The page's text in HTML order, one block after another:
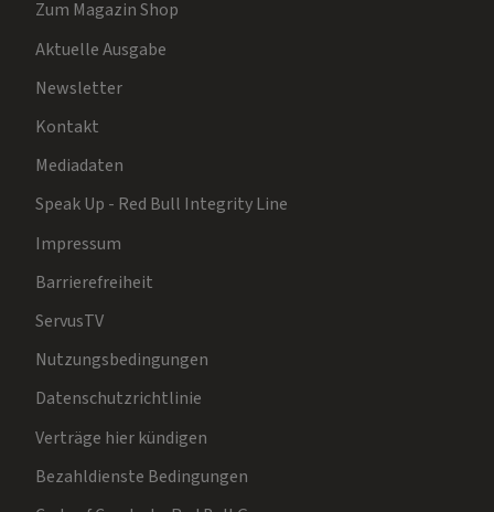
Zum Magazin Shop
Aktuelle Ausgabe
Newsletter
Kontakt
Mediadaten
Speak Up - Red Bull Integrity Line
Impressum
Barrierefreiheit
ServusTV
Nutzungsbedingungen
Datenschutzrichtlinie
Verträge hier kündigen
Bezahldienste Bedingungen